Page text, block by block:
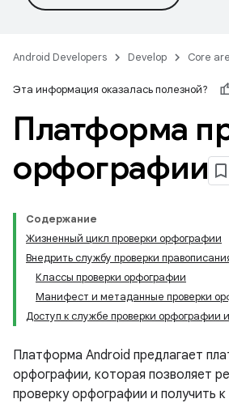
Android Developers Develop Core
Эта информация оказалась полезной?
Платформа
орфографии
Содержание
Жизненный цикл проверки орфографии
Внедрить службу проверки
Классы проверки орфографии
Манифест и метаданные проверки
Доступ к службе проверки орфографии
Платформа Android предлагает
орфографии, которая позволяет
проверку орфографии и получить